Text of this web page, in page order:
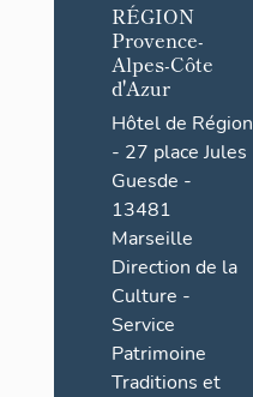
RÉGION
Provence-
Alpes-Côte
d'Azur
Hôtel de Région
- 27 place Jules
Guesde -
13481
Marseille
Direction de la
Culture -
Service
Patrimoine
Traditions et